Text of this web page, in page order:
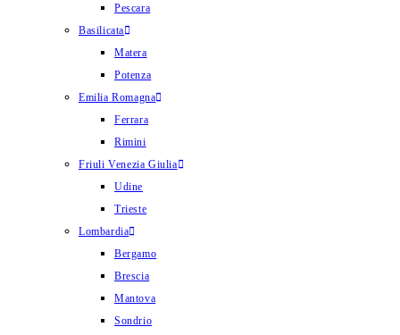
Pescara
Basilicata
Matera
Potenza
Emilia Romagna
Ferrara
Rimini
Friuli Venezia Giulia
Udine
Trieste
Lombardia
Bergamo
Brescia
Mantova
Sondrio